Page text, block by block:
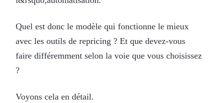
Quel est donc le modèle qui fonctionne le mieux
avec les outils de repricing ? Et que devez-vous
faire différemment selon la voie que vous choisissez
?
Voyons cela en détail.